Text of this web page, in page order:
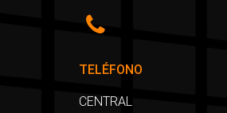
TELÉFONO
CENTRAL